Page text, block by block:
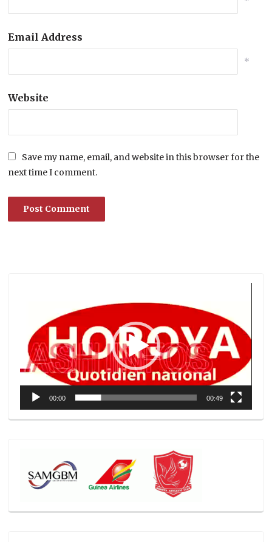
Email Address
*
Website
Save my name, email, and website in this browser for the
next time I comment.
00:00 00:49